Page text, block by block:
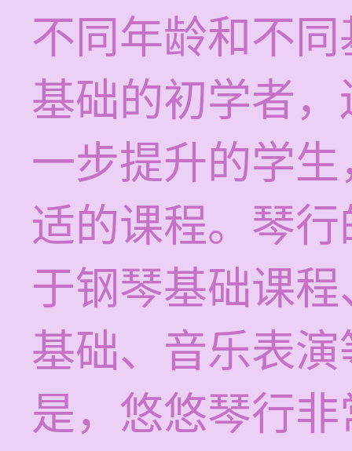
不同年龄和不
基础的初学者
一步提升的学
适的课程。琴
于钢琴基础课
基础、音乐表
是，悠悠琴行